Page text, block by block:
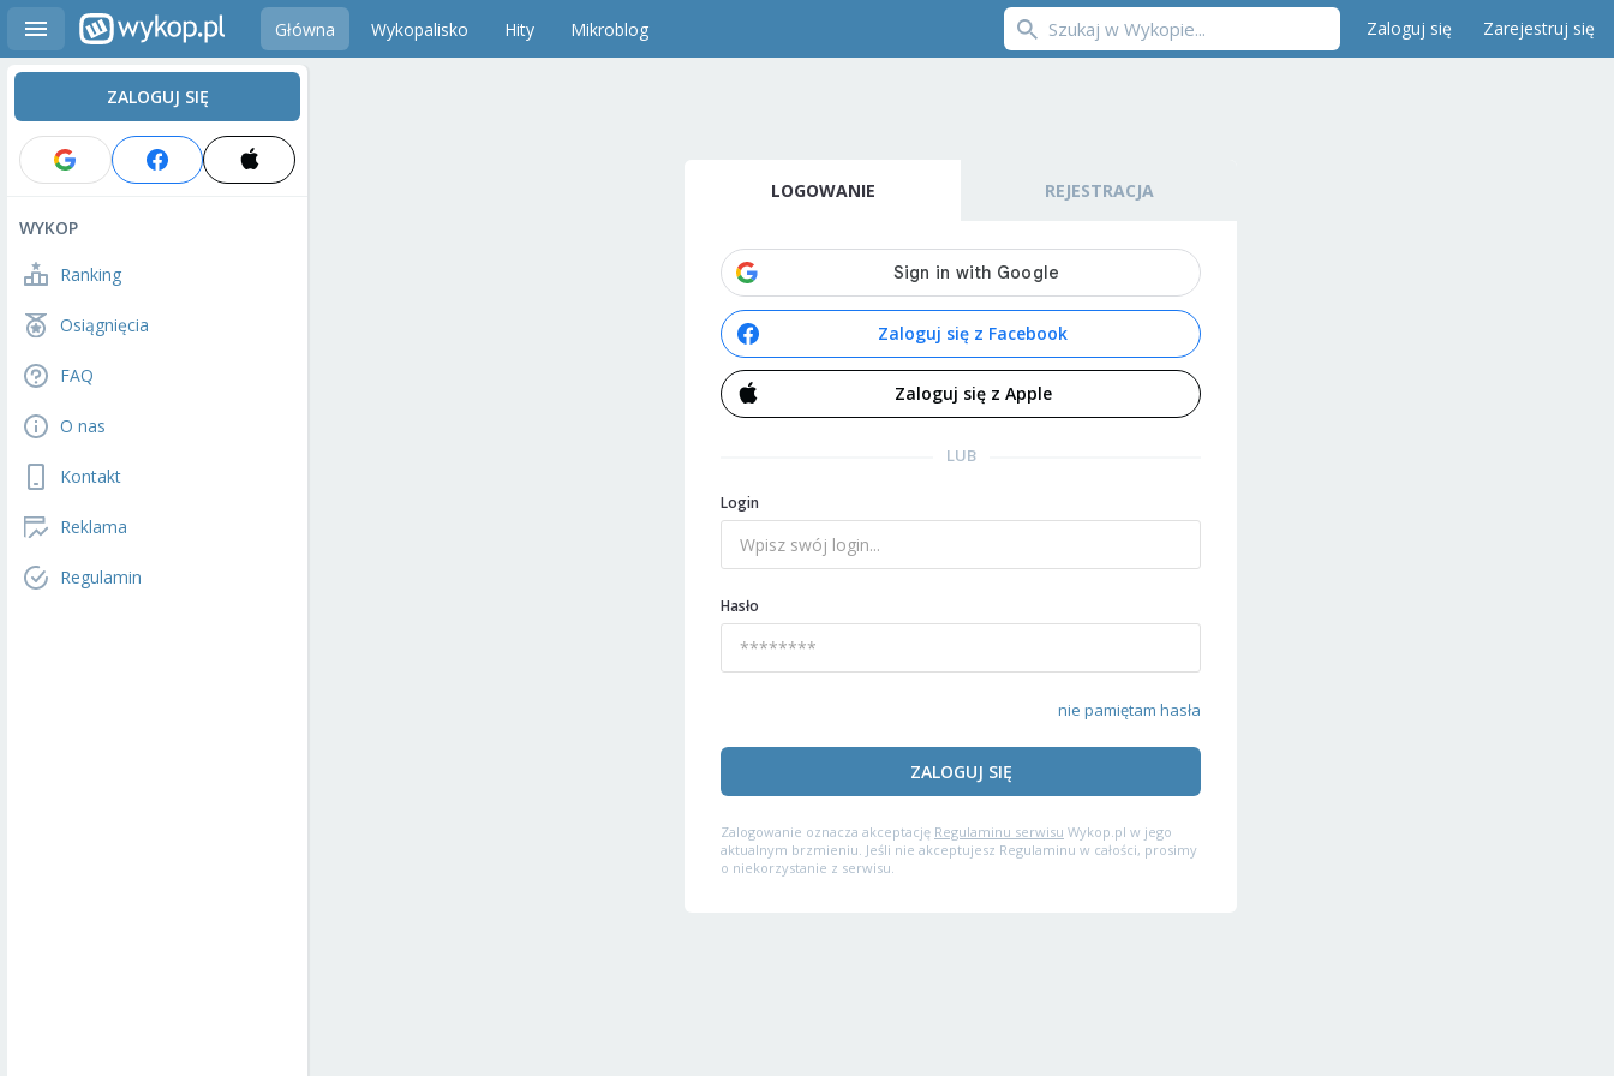
Główna Wykopalisko Hity Mikroblog Zaloguj się Zarejestruj się
ZALOGUJ SIĘ
WYKOP
Ranking
Osiągnięcia
FAQ
O nas
Kontakt
Reklama
Regulamin
LOGOWANIE REJESTRACJA
Zaloguj się z Facebook
Zaloguj się z Apple
LUB
Login
Hasło
nie pamiętam hasła
ZALOGUJ SIĘ
Zalogowanie oznacza akceptację Regulaminu serwisu Wykop.pl w jego
aktualnym brzmieniu. Jeśli nie akceptujesz Regulaminu w całości, prosimy
o niekorzystanie z serwisu.